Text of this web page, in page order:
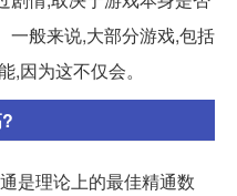
一般来说,大部分游戏,包括
,因为这不仅会。
是理论上的最佳精通数